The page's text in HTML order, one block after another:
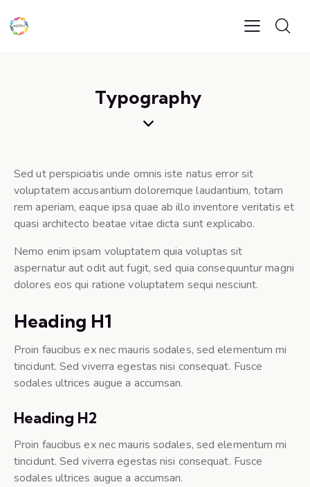
Typography
Sed ut perspiciatis unde omnis iste natus error sit
voluptatem accusantium doloremque laudantium, totam
rem aperiam, eaque ipsa quae ab illo inventore veritatis et
quasi architecto beatae vitae dicta sunt explicabo.
Nemo enim ipsam voluptatem quia voluptas sit
aspernatur aut odit aut fugit, sed quia consequuntur magni
dolores eos qui ratione voluptatem sequi nesciunt.
Heading H1
Proin faucibus ex nec mauris sodales, sed elementum mi
tincidunt. Sed viverra egestas nisi consequat. Fusce
sodales ultrices augue a accumsan.
Heading H2
Proin faucibus ex nec mauris sodales, sed elementum mi
tincidunt. Sed viverra egestas nisi consequat. Fusce
sodales ultrices augue a accumsan.